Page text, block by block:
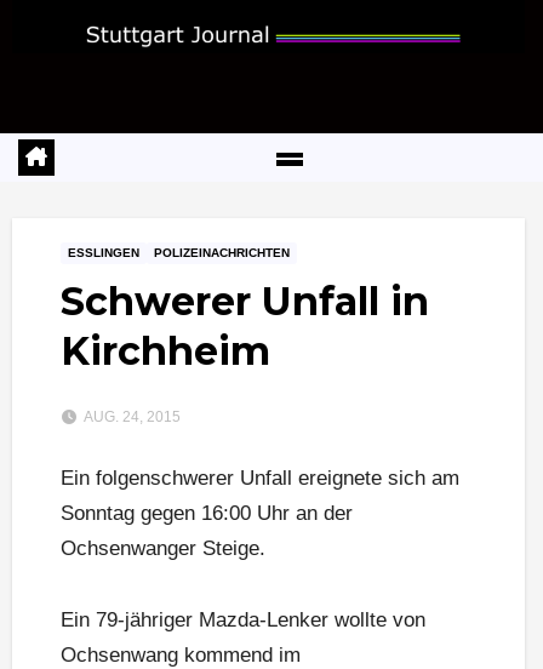
ESSLINGEN POLIZEINACHRICHTEN
Schwerer Unfall in
Kirchheim
AUG. 24, 2015
Ein folgenschwerer Unfall ereignete sich am
Sonntag gegen 16:00 Uhr an der
Ochsenwanger Steige.
Ein 79-jähriger Mazda-Lenker wollte von
Ochsenwang kommend im